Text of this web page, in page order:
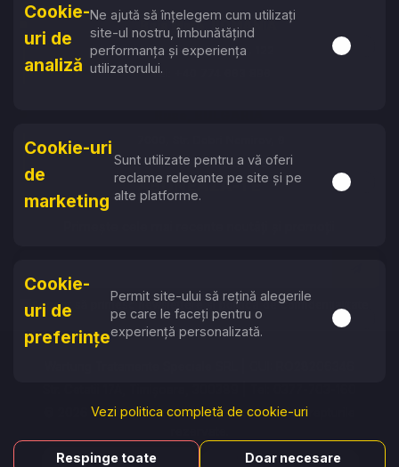
Baia Mare, ROMÂNIA
Str. Vasile Lucaciu, 122
Tel: +40 774 663 896
Tel: +359 87 753 6757
ABONEAZĂ-TE
Accept să primesc newslettere și politica de confidențialitate
© 2026 Wartung Tratamente Speciale. Toate drepturile
Cookie-
uri de
analiză
Ne ajută să înțelegem cum utilizați
site-ul nostru, îmbunătățind
performanța și experiența
utilizatorului.
Activare
Cookie-uri
de
marketing
Sunt utilizate pentru a vă oferi
reclame relevante pe site și pe
alte platforme.
Activare
Cookie-
uri de
preferințe
Permit site-ului să rețină alegerile
pe care le faceți pentru o
experiență personalizată.
Activare
Vezi politica completă de cookie-uri
Respinge toate Doar necesare